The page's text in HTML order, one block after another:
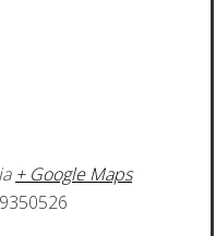
+ Google Maps